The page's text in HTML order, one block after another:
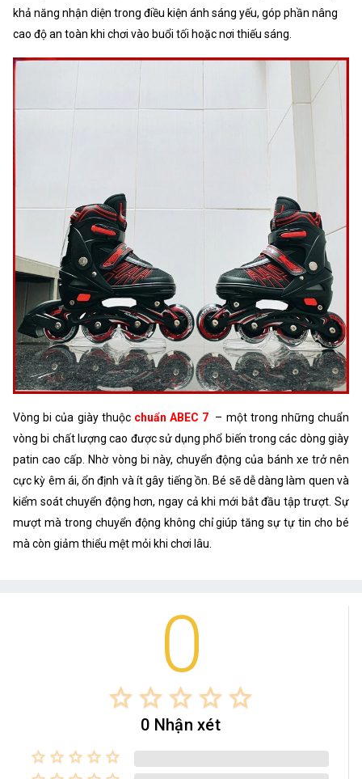
khả năng nhận diện trong điều kiện ánh sáng yếu, góp phần nâng
cao độ an toàn khi chơi vào buổi tối hoặc nơi thiếu sáng.
Vòng bi của giày thuộcchuẩn ABEC 7 – một trong những chuẩn
vòng bi chất lượng cao được sử dụng phổ biến trong các dòng giày
patin cao cấp. Nhờ vòng bi này, chuyển động của bánh xe trở nên
cực kỳ êm ái, ổn định và ít gây tiếng ồn. Bé sẽ dễ dàng làm quen và
kiểm soát chuyển động hơn, ngay cả khi mới bắt đầu tập trượt. Sự
mượt mà trong chuyển động không chỉ giúp tăng sự tự tin cho bé
mà còn giảm thiểu mệt mỏi khi chơi lâu.
0
star_border star_border star_border star_border star_border
0 Nhận xét
star_border star_border star_border star_border star_border